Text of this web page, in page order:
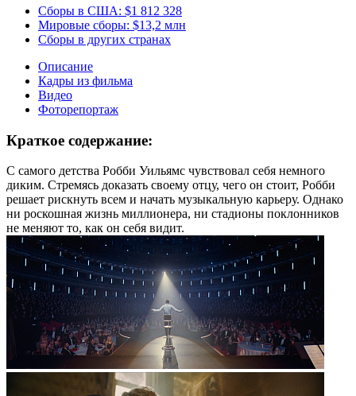
Сборы в США: $1 812 328
Мировые сборы: $13,2 млн
Сборы в других странах
Описание
Кадры из фильма
Видео
Фоторепортаж
Краткое содержание:
С самого детства Робби Уильямс чувствовал себя немного
диким. Стремясь доказать своему отцу, чего он стоит, Робби
решает рискнуть всем и начать музыкальную карьеру. Однако
ни роскошная жизнь миллионера, ни стадионы поклонников
не меняют то, как он себя видит.